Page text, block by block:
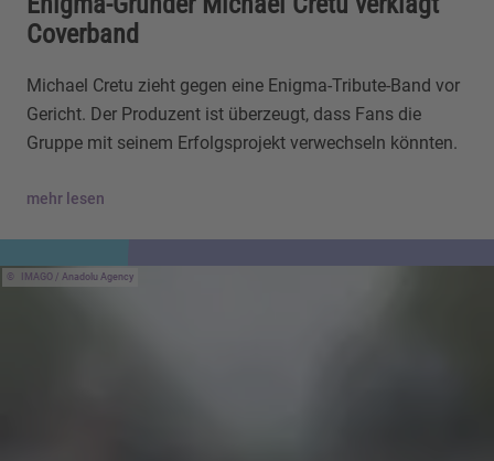
Coverband
Michael Cretu zieht gegen eine Enigma-Tribute-Band vor
Gericht. Der Produzent ist überzeugt, dass Fans die
Gruppe mit seinem Erfolgsprojekt verwechseln könnten.
mehr lesen
IMAGO / Anadolu Agency